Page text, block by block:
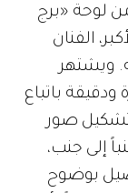
لوحة «برج
الفنان
ويشتهر
باتباع
تشكيل صور
إلى جنب،
بوضوح